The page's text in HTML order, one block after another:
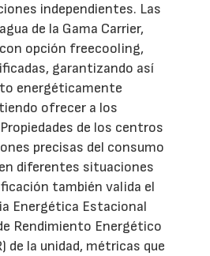
independientes. Las
de la Gama Carrier,
opción freecooling,
garantizando así
energéticamente
ofrecer a los
de los centros
precisas del consumo
diferentes situaciones
también valida el
Energética Estacional
Rendimiento Energético
de la unidad, métricas que